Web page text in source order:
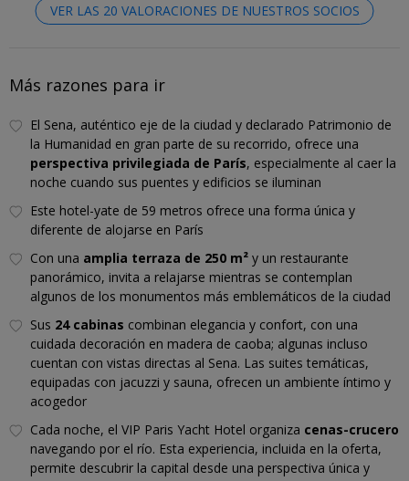
VER LAS 20 VALORACIONES DE NUESTROS SOCIOS
Más razones para ir
El Sena, auténtico eje de la ciudad y declarado Patrimonio de
la Humanidad en gran parte de su recorrido, ofrece una
perspectiva privilegiada de París, especialmente al caer la
noche cuando sus puentes y edificios se iluminan
Este hotel-yate de 59 metros ofrece una forma única y
diferente de alojarse en París
Con una amplia terraza de 250 m² y un restaurante
panorámico, invita a relajarse mientras se contemplan
algunos de los monumentos más emblemáticos de la ciudad
Sus 24 cabinas combinan elegancia y confort, con una
cuidada decoración en madera de caoba; algunas incluso
cuentan con vistas directas al Sena. Las suites temáticas,
equipadas con jacuzzi y sauna, ofrecen un ambiente íntimo y
acogedor
Cada noche, el VIP Paris Yacht Hotel organiza cenas-crucero
navegando por el río. Esta experiencia, incluida en la oferta,
permite descubrir la capital desde una perspectiva única y